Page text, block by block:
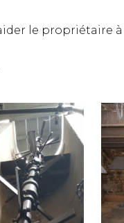
le propriétaire